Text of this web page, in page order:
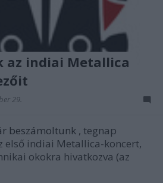
indiai Metallica
29.
beszámoltunk , tegnap
indiai Metallica-koncert,
okokra hivatkozva (az